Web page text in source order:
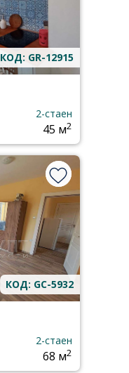
КОД: GR-12915
2-стаен
45 м2
КОД: GC-5932
2-стаен
68 м2